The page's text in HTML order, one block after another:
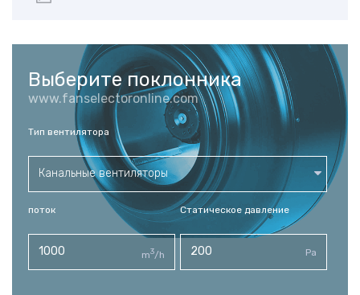
Выберите поклонника
www.fanselectoronline.com
Тип вентилятора
Канальные вентиляторы
поток
m3/h
Статическое давление
Pa